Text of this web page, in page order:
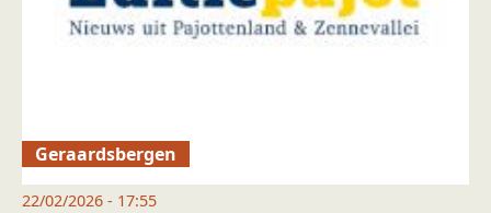
Geraardsbergen
22/02/2026 - 17:55